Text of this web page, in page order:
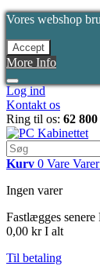
Vores webshop
Accept
More Info
Log ind
Kontakt os
Ring til os: 62
Kurv 0 Vare Varer
Ingen varer
Fastlægges senere
0,00 kr I alt
Til betaling